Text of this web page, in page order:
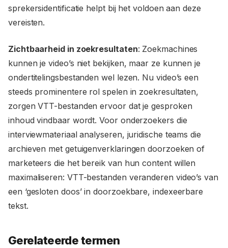
sprekersidentificatie helpt bij het voldoen aan deze
vereisten.
Zichtbaarheid in zoekresultaten: Zoekmachines
kunnen je video’s niet bekijken, maar ze kunnen je
ondertitelingsbestanden wel lezen. Nu video’s een
steeds prominentere rol spelen in zoekresultaten,
zorgen VTT-bestanden ervoor dat je gesproken
inhoud vindbaar wordt. Voor onderzoekers die
interviewmateriaal analyseren, juridische teams die
archieven met getuigenverklaringen doorzoeken of
marketeers die het bereik van hun content willen
maximaliseren: VTT-bestanden veranderen video’s van
een ‘gesloten doos’ in doorzoekbare, indexeerbare
tekst.
Gerelateerde termen